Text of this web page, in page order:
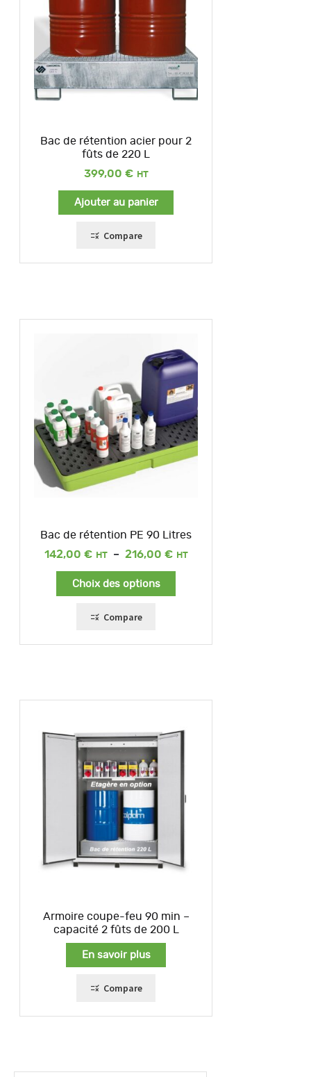
Bac de rétention acier pour 2
fûts de 220 L
399,00 €
Ajouter au panier
Compare
Bac de rétention PE 90 Litres
142,00 € – 216,00 €
Plage
Choix des options
Compare
Armoire coupe-feu 90 min –
capacité 2 fûts de 200 L
En savoir plus
Compare